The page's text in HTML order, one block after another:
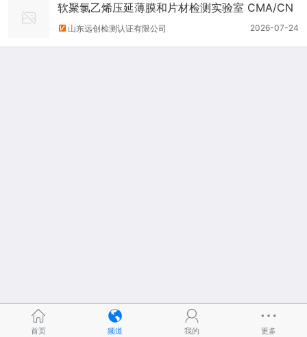
软聚氯乙烯压延薄膜和片材检测实验室 CMA/CN
AS 申请材料清单
2026-07-24
山东远创检测认证有限公司
首页 频道 我的 更多